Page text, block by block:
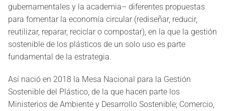
gubernamentales y la academia– diferentes propuestas
para fomentar la economía circular (rediseñar, reducir,
reutilizar, reparar, reciclar o compostar), en la que la gestión
sostenible de los plásticos de un solo uso es parte
fundamental de la estrategia.
Así nació en 2018 la Mesa Nacional para la Gestión
Sostenible del Plástico, de la que hacen parte los
Ministerios de Ambiente y Desarrollo Sostenible; Comercio,